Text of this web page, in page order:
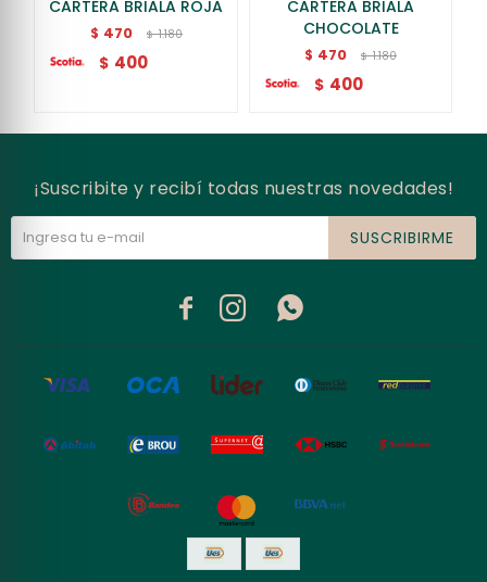
CARTERA BRIALA ROJA
$ 470 $ 1.180
$ 400
CARTERA BRIALA
CHOCOLATE
$ 470 $ 1.180
$ 400
¡Suscribite y recibí todas nuestras novedades!
SUSCRIBIRME
  